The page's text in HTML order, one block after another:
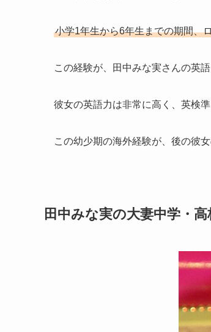
小学1年生から6年生までの期間、
この経験が、田中みな実さんの英
彼女の英語力は非常に高く、英検
この幼少期の海外経験が、後の彼
田中みな実の大妻中学・